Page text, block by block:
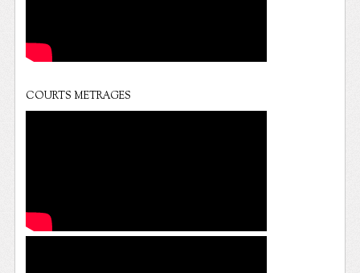
COURTS METRAGES